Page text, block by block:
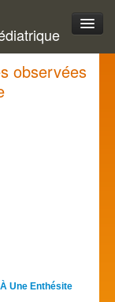
observées
Une Enthésite